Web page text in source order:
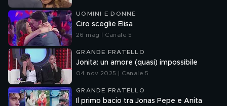
UOMINI E DONNE
Ciro sceglie Elisa
26 mag | Canale 5
GRANDE FRATELLO
Jonita: un amore (quasi) impossibile
04 nov 2025 | Canale 5
GRANDE FRATELLO
Il primo bacio tra Jonas Pepe e Anita